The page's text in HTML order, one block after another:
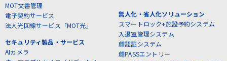
MOT文書管理
電子契約サービス
法人光回線サービス「MOT光」
セキュリティ製品・サービス
AIカメラ
無人化・省人化ソリューション
スマートロック+施設予約システム
入退室管理システム
顔認証システム
顔PASSエントリー